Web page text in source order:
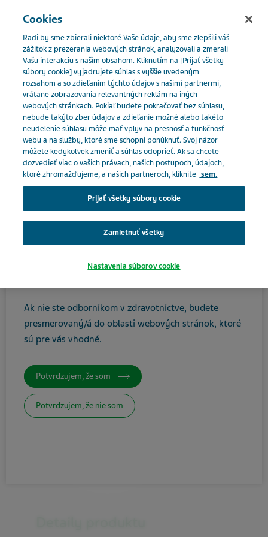
Ste odborný pracovník v
zdravotníctve?
Na prístup do tejto časti musíte byť pracovníkom v
zdravotníctve, pretože materiály obsiahnuté v tejto
oblasti sú určené špeciálne pre odborníkov.
Klepnutím na príslušné tlačidlo nižšie potvrďte, že
Ak nie ste odborníkom v zdravotníctve, budete
presmerovaný/á do oblasti webových stránok, ktoré
sú pre vás vhodné.
Potvrdzujem, že som
Potvrdzujem, že nie som
Slovakia Naše produkty
Katalóg produktov
Escitalopram Teva 10mg
Escitalopram Teva 10mg
PSYCHOANALEPTIKÁ
Predpis:
Tlačiť / Uložiť ako PDF
Cookies
Radi by sme zbierali niektoré Vaše údaje, aby sme zlepšili váš
zážitok z prezerania webových stránok, analyzovali a zmerali
Vašu interakciu s naším obsahom. Kliknutím na [Prijať všetky
súbory cookie] vyjadrujete súhlas s vyššie uvedeným
rozsahom a so zdieľaním týchto údajov s našimi partnermi,
vrátane zobrazovania relevantných reklám na iných
webových stránkach. Pokiaľ budete pokračovať bez súhlasu,
nebude takýto zber údajov a zdieľanie možné alebo takéto
neudelenie súhlasu môže mať vplyv na presnosť a funkčnosť
webu a na služby, ktoré sme schopní ponúknuť. Svoj názor
môžete kedykoľvek zmeniť a súhlas odoprieť. Ak sa chcete
dozvedieť viac o vašich právach, našich postupoch, údajoch,
ktoré zhromažďujeme, a našich partneroch, kliknite sem.
Prijať všetky súbory cookie
Zamietnuť všetky
Nastavenia súborov cookie